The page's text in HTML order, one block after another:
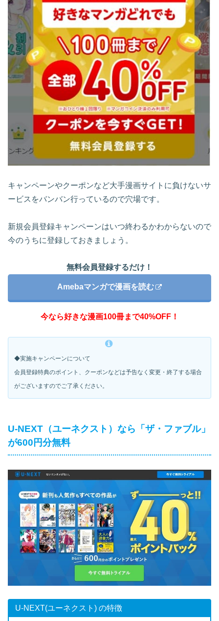
キャンペーンやクーポンなど大手漫画サイトに負けないサ
ービスをバンバン行っているので穴場です。
新規会員登録キャンペーンはいつ終わるかわからないので
今のうちに登録しておきましょう。
無料会員登録するだけ！
Amebaマンガで漫画を読む
今なら好きな漫画100冊まで40%OFF！
◆実施キャンペーンについて
会員登録特典のポイント、クーポンなどは予告なく変更・ 終了する場合
がございますのでご了承ください。
U-NEXT（ユーネクスト）なら「ザ・ファブル」
が600円分無料
U-NEXT(ユーネクスト) の特徴